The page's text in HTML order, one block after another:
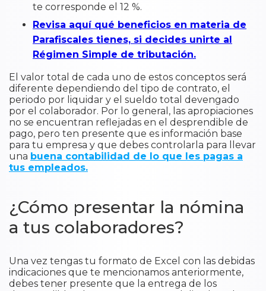
te corresponde el 12 %.
Revisa aquí qué beneficios en materia de
Parafiscales tienes, si decides unirte al
Régimen Simple de tributación.
El valor total de cada uno de estos conceptos será
diferente dependiendo del tipo de contrato, el
periodo por liquidar y el sueldo total devengado
por el colaborador. Por lo general, las apropiaciones
no se encuentran reflejadas en el desprendible de
pago, pero ten presente que es información base
para tu empresa y que debes controlarla para llevar
una buena contabilidad de lo que les pagas a
tus empleados.
¿Cómo presentar la nómina
a tus colaboradores?
Una vez tengas tu formato de Excel con las debidas
indicaciones que te mencionamos anteriormente,
debes tener presente que la entrega de los